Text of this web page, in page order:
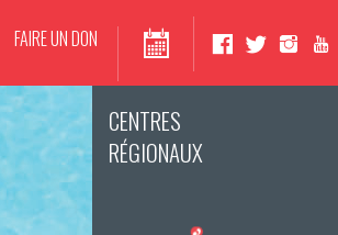
FAIRE UN DON
CENTRES
RÉGIONAUX